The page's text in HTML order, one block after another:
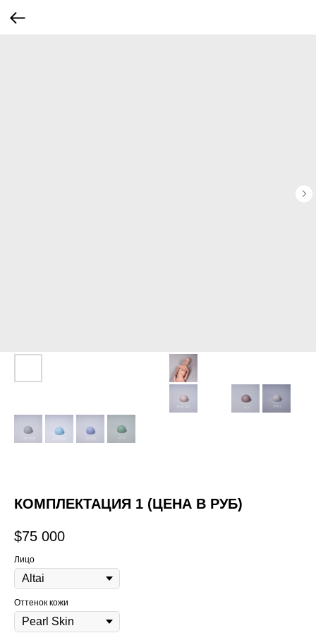
КОМПЛЕКТАЦИЯ 1 (ЦЕНА В РУБ)
$75 000
Лицо
Оттенок кожи